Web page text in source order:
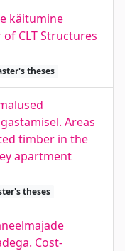
käitumine
CLT Structures
theses
Areas
timber in the
apartment
theses
Cost-